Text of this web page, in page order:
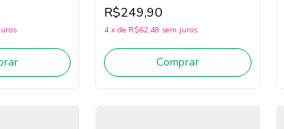
43014 (Roxo)
R$249,90
4 x de R$62,48 sem juros
Comprar